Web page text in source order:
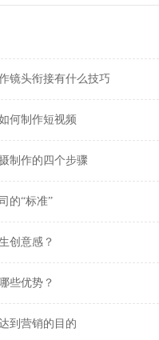
制药
7954
企业宣传片—山东莱钢
鲁碧绿建
8577
企业宣传片—威海奥华
镜头衔接有什么技巧
何制作短视频
制作的四个步骤
的“标准”
创意感？
些优势？
到营销的目的